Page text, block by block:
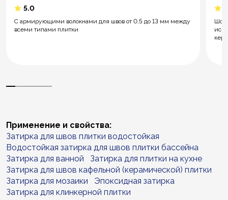
5.0
С армирующими волокнами для швов от 0,5 до 13 мм между
всеми типами плитки
Шов
Применение и свойства:
Затирка для швов плитки водостойкая
Водостойкая затирка для швов плитки бассейна
Затирка для ванной
Затирка для плитки на кухне
Затирка для швов кафельной (керамической) плитки
Затирка для мозаики
Эпоксидная затирка
Затирка для клинкерной плитки